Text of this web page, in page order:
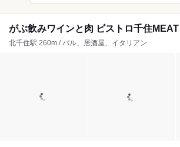
がぶ飲みワインと肉 ビストロ千住MEAT
北千住駅 260m / バル、居酒屋、イタリアン